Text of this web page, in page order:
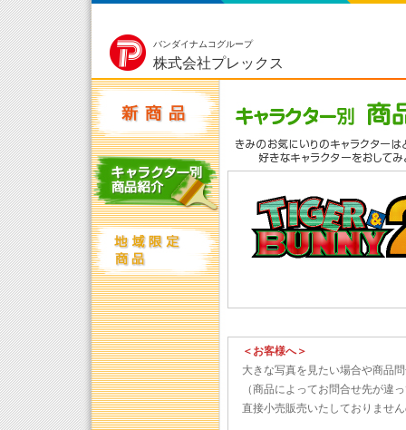
バンダイナムコグループ
株式会社プレックス
＜お客様へ＞
大きな写真を見たい場合や商品
（商品によってお問合せ先が違
直接小売販売いたしておりませ